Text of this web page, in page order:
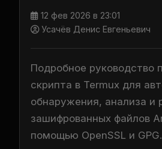
12 фев 2026 в 23:01
Усачёв Денис Евгеньевич
Подробное руководство
скрипта в Termux для
обнаружения, анализа и
зашифрованных файлов
помощью OpenSSL и GPG.